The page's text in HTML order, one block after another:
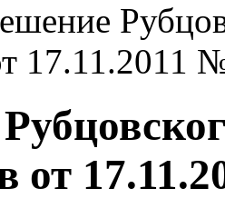
17.11.2011
от